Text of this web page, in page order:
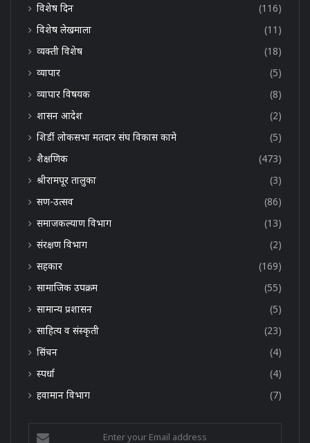
विशेष दिन
(116)
विशेष लेखमाला
(11)
व्यक्ती विशेष
(18)
व्यापार
(5)
व्यापार विषयक
(8)
शासन आदेश
(2)
शिर्डी लोकसभा मतदार संघ विकास कामे
(5)
शैक्षणिक
(473)
श्रीरामपूर तालुका
(3)
सण-उत्सव
(86)
समाजकल्याण विभाग
(13)
संरक्षण विभाग
(2)
सहकार
(169)
सामाजिक उपक्रम
(55)
सामान्य प्रशासन
(5)
साहित्य व संस्कृती
(23)
सिंचन
(4)
स्पर्धा
(4)
हवामान विभाग
(7)